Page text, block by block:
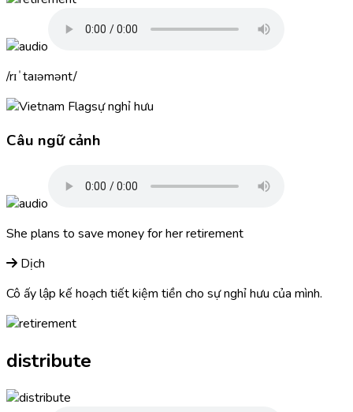
rɪˈtaɪəmənt
sự nghỉ hưu
Câu ngữ cảnh
She plans to save money for herretirement
Dịch
Cô ấy lập kế hoạch tiết kiệm tiền cho sự nghỉ hưu của mình.
distribute